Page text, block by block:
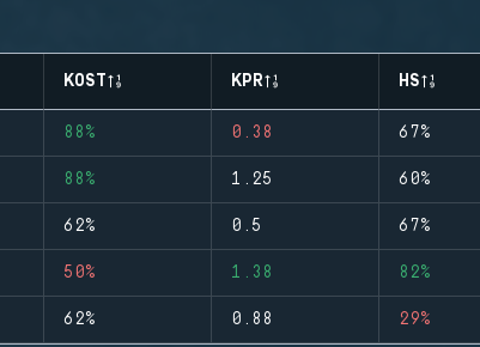
KOST KPR HS
88% 0.38 67%
88% 1.25 60%
62% 0.5 67%
50% 1.38 82%
62% 0.88 29%